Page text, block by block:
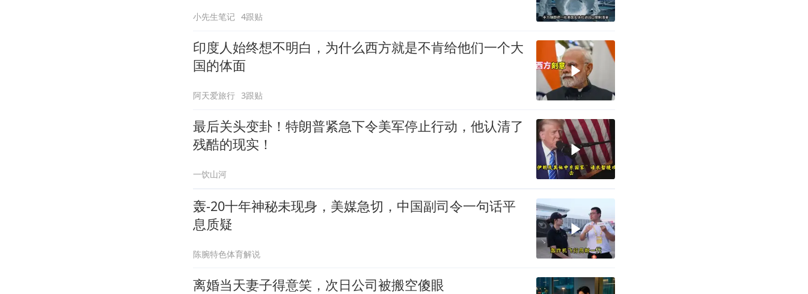
小先生笔记 4跟贴
印度人始终想不明白，为什么西方就是不肯给他们一个大
国的体面
阿天爱旅行 3跟贴
最后关头变卦！特朗普紧急下令美军停止行动，他认清了
残酷的现实！
一饮山河
轰-20十年神秘未现身，美媒急切，中国副司令一句话平
息质疑
陈腕特色体育解说
离婚当天妻子得意笑，次日公司被搬空傻眼